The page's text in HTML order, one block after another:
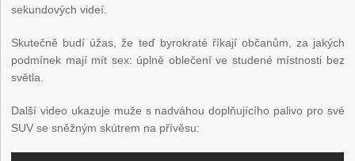
sekundových videí.
Skutečně budí úžas, že teď byrokraté říkají občanům, za jakých
podmínek mají mít sex: úplně oblečení ve studené místnosti bez
světla.
Další video ukazuje muže s nadváhou doplňujícího palivo pro své
SUV se sněžným skútrem na přívěsu: